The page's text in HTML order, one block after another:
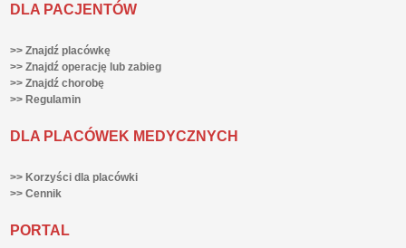
DLA PACJENTÓW
>> Znajdź placówkę
>> Znajdź operację lub zabieg
>> Znajdź chorobę
>> Regulamin
DLA PLACÓWEK MEDYCZNYCH
>> Korzyści dla placówki
>> Cennik
PORTAL